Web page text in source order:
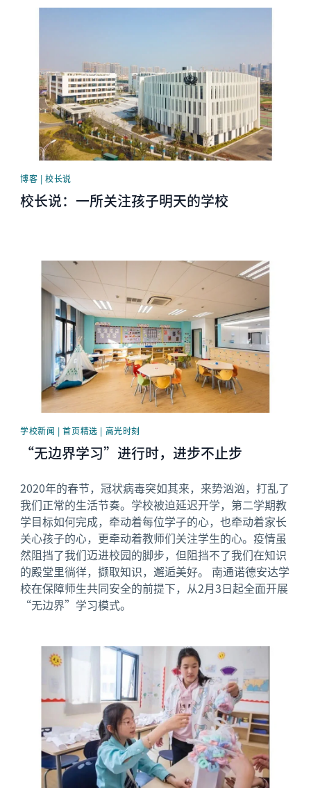
博客 | 校长说
校长说：一所关注孩子明天的学校
News image
学校新闻 | 首页精选 | 高光时刻
“无边界学习”进行时，进步不止步
2020年的春节，冠状病毒突如其来，来势汹汹，打乱了
我们正常的生活节奏。学校被迫延迟开学，第二学期教
学目标如何完成，牵动着每位学子的心，也牵动着家长
关心孩子的心，更牵动着教师们关注学生的心。疫情虽
然阻挡了我们迈进校园的脚步，但阻挡不了我们在知识
的殿堂里徜徉，撷取知识，邂逅美好。 南通诺德安达学
校在保障师生共同安全的前提下，从2月3日起全面开展
“无边界”学习模式。
News image